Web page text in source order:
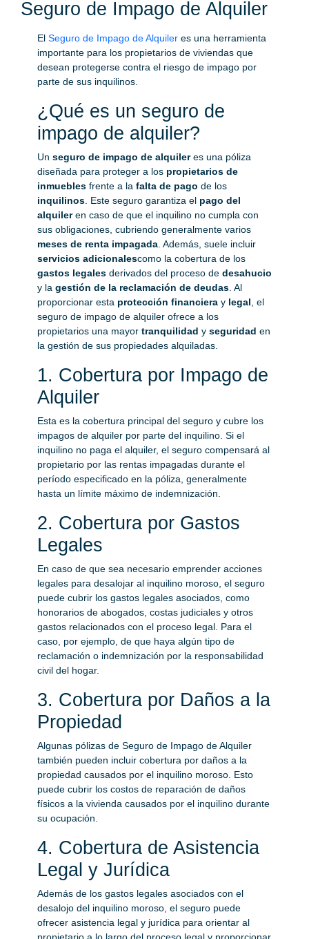
Seguro de Impago de Alquiler
El Seguro de Impago de Alquiler es una herramienta
importante para los propietarios de viviendas que
desean protegerse contra el riesgo de impago por
parte de sus inquilinos.
¿Qué es un seguro de
impago de alquiler?
Un seguro de impago de alquileres una póliza
diseñada para proteger a los propietarios de
inmuebles frente a la falta de pago de los
inquilinos . Este seguro garantiza el pago del
alquileren caso de que el inquilino no cumpla con
sus obligaciones, cubriendo generalmente varios
meses de renta impagada . Además, suele incluir
servicios adicionalescomo la cobertura de los
gastos legales derivados del proceso de desahucio
y la gestión de la reclamación de deudas . Al
proporcionar esta protección financiera y legal , el
seguro de impago de alquiler ofrece a los
propietarios una mayor tranquilidad y seguridad en
la gestión de sus propiedades alquiladas.
1. Cobertura por Impago de
Alquiler
Esta es la cobertura principal del seguro y cubre los
impagos de alquiler por parte del inquilino. Si el
inquilino no paga el alquiler, el seguro compensará al
propietario por las rentas impagadas durante el
período especificado en la póliza, generalmente
hasta un límite máximo de indemnización.
2. Cobertura por Gastos
Legales
En caso de que sea necesario emprender acciones
legales para desalojar al inquilino moroso, el seguro
puede cubrir los gastos legales asociados, como
honorarios de abogados, costas judiciales y otros
gastos relacionados con el proceso legal. Para el
caso, por ejemplo, de que haya algún tipo de
reclamación o indemnización por la responsabilidad
civil del hogar.
3. Cobertura por Daños a la
Propiedad
Algunas pólizas de Seguro de Impago de Alquiler
también pueden incluir cobertura por daños a la
propiedad causados por el inquilino moroso. Esto
puede cubrir los costos de reparación de daños
físicos a la vivienda causados por el inquilino durante
su ocupación.
4. Cobertura de Asistencia
Legal y Jurídica
Además de los gastos legales asociados con el
desalojo del inquilino moroso, el seguro puede
ofrecer asistencia legal y jurídica para orientar al